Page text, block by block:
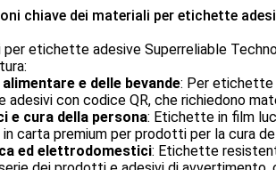
chiave dei materiali per etichette
per etichette adesive Superreliable
e delle bevande: Per etichette
adesivi con codice QR, che richiedono
e cura della persona: Etichette in film
carta premium per prodotti per la cura
ed elettrodomestici: Etichette